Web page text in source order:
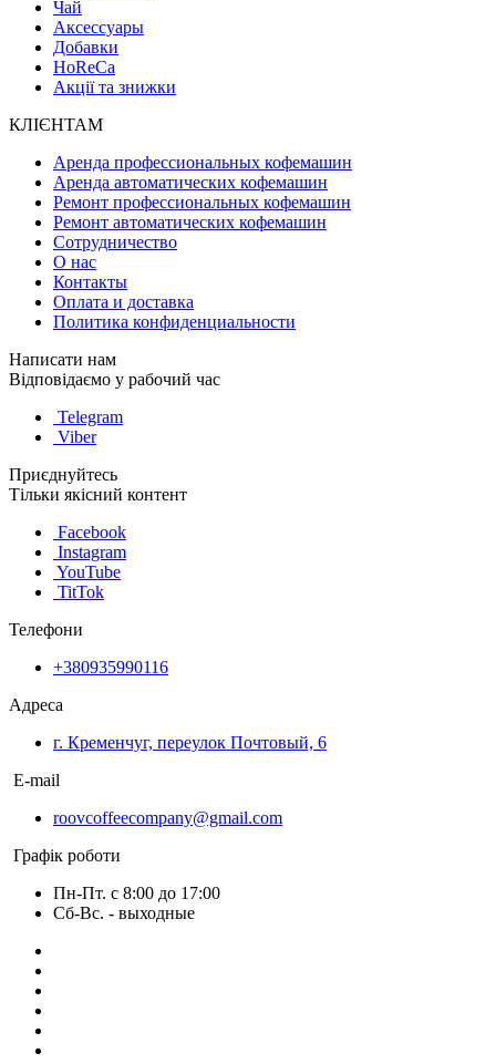
Чай
Аксессуары
Добавки
HoReCa
Акції та знижки
КЛІЄНТАМ
Аренда профессиональных кофемашин
Аренда автоматических кофемашин
Ремонт профессиональных кофемашин
Ремонт автоматических кофемашин
Сотрудничество
О нас
Контакты
Оплата и доставка
Политика конфиденциальности
Написати нам
Відповідаємо у рабочий час
Telegram
Viber
Приєднуйтесь
Тільки якісний контент
Facebook
Instagram
YouTube
TitTok
Телефони
+380935990116
Адреса
г. Кременчуг, переулок Почтовый, 6
E-mail
roovcoffeecompany@gmail.com
Графік роботи
Пн-Пт. с 8:00 до 17:00
Сб-Вс. - выходные